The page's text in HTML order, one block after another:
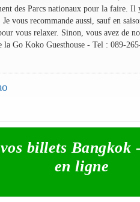
des Parcs nationaux pour la faire. Il
vous recommande aussi, sauf en
vous relaxer. Sinon, vous avez de
Go Koko Guesthouse - Tel : 089-
vos billets Bangkok
en ligne